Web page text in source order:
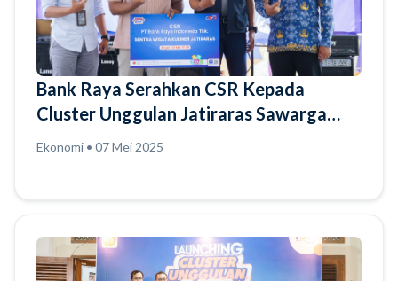
Bank Raya Serahkan CSR Kepada
Cluster Unggulan Jatiraras Sawarga
Cibinong, Dukung Komunitas Pelaku
Ekonomi • 07 Mei 2025